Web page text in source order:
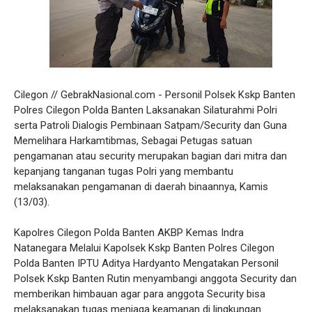
Cilegon // GebrakNasional.com - Personil Polsek Kskp Banten
Polres Cilegon Polda Banten Laksanakan Silaturahmi Polri
serta Patroli Dialogis Pembinaan Satpam/Security dan Guna
Memelihara Harkamtibmas, Sebagai Petugas satuan
pengamanan atau security merupakan bagian dari mitra dan
kepanjang tanganan tugas Polri yang membantu
melaksanakan pengamanan di daerah binaannya, Kamis
(13/03).
Kapolres Cilegon Polda Banten AKBP Kemas Indra
Natanegara Melalui Kapolsek Kskp Banten Polres Cilegon
Polda Banten IPTU Aditya Hardyanto Mengatakan Personil
Polsek Kskp Banten Rutin menyambangi anggota Security dan
memberikan himbauan agar para anggota Security bisa
melaksanakan tugas menjaga keamanan di lingkungan